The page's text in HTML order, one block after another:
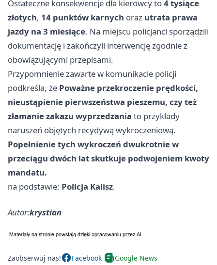
Ostateczne konsekwencje dla kierowcy to4 tysiące
złotych, 14 punktów karnych oraz utrata prawa
jazdy na 3 miesiące. Na miejscu policjanci sporządzili
dokumentację i zakończyli interwencję zgodnie z
obowiązującymi przepisami.
Przypomnienie zawarte w komunikacie policji
podkreśla, że Poważne przekroczenie prędkości,
nieustąpienie pierwszeństwa pieszemu, czy też
złamanie zakazu wyprzedzania to przykłady
naruszeń objętych recydywą wykroczeniową.
Popełnienie tych wykroczeń dwukrotnie w
przeciągu dwóch lat skutkuje podwojeniem kwoty
mandatu.
na podstawie: Policja Kalisz.
Autor:krystian
Zaobserwuj nas! Facebook Google News